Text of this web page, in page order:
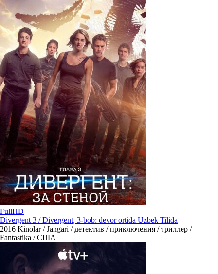
FullHD
Divergent 3 / Divergent, 3-bob: devor ortida Uzbek Tilida
2016 Kinolar / Jangari / детектив / приключения / триллер /
Fantastika / США